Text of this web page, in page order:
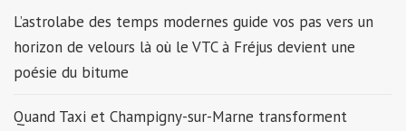
L’astrolabe des temps modernes guide vos pas vers un
horizon de velours là où le VTC à Fréjus devient une
poésie du bitume
Quand Taxi et Champigny-sur-Marne transforment